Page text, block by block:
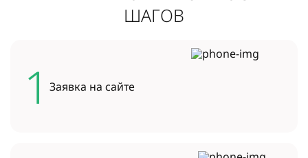
ШАГОВ
1 Заявка на сайте